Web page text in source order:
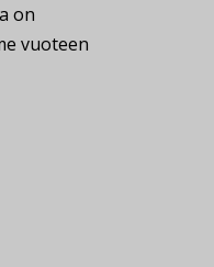
on
vuoteen